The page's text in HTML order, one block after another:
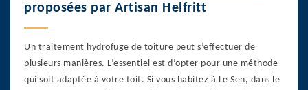
proposées par Artisan Helfritt
Un traitement hydrofuge de toiture peut s’effectuer de
plusieurs manières. L’essentiel est d’opter pour une méthode
qui soit adaptée à votre toit. Si vous habitez à Le Sen, dans le